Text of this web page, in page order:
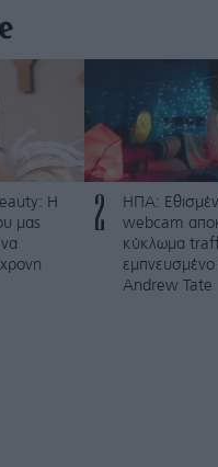
Η
μας
2
ΗΠΑ:
webcam
κύκλωμα
Andrew Tate